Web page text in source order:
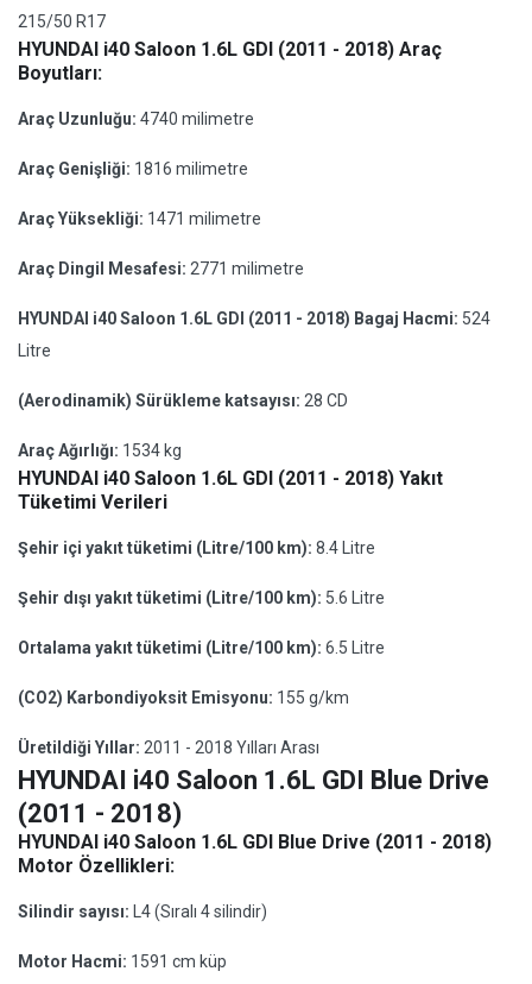
215/50 R17
HYUNDAI i40 Saloon 1.6L GDI (2011 - 2018) Araç
Boyutları:
Araç Uzunluğu: 4740 milimetre
Araç Genişliği: 1816 milimetre
Araç Yüksekliği: 1471 milimetre
Araç Dingil Mesafesi: 2771 milimetre
HYUNDAI i40 Saloon 1.6L GDI (2011 - 2018) Bagaj Hacmi: 524
Litre
(Aerodinamik) Sürükleme katsayısı: 28 CD
Araç Ağırlığı: 1534 kg
HYUNDAI i40 Saloon 1.6L GDI (2011 - 2018) Yakıt
Tüketimi Verileri
Şehir içi yakıt tüketimi (Litre/100 km): 8.4 Litre
Şehir dışı yakıt tüketimi (Litre/100 km): 5.6 Litre
Ortalama yakıt tüketimi (Litre/100 km): 6.5 Litre
(CO2) Karbondiyoksit Emisyonu: 155 g/km
Üretildiği Yıllar: 2011 - 2018 Yılları Arası
HYUNDAI i40 Saloon 1.6L GDI Blue Drive
(2011 - 2018)
HYUNDAI i40 Saloon 1.6L GDI Blue Drive (2011 - 2018)
Motor Özellikleri:
Silindir sayısı: L4 (Sıralı 4 silindir)
Motor Hacmi: 1591 cm küp